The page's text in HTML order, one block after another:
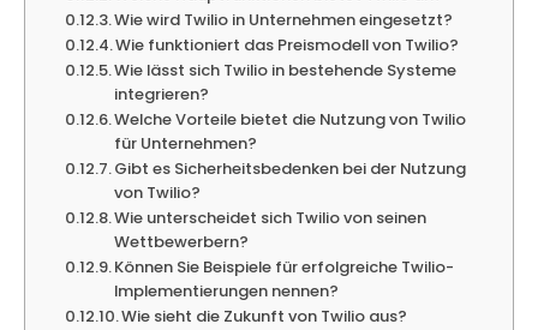
Wie wird Twilio in Unternehmen eingesetzt?
Wie funktioniert das Preismodell von Twilio?
Wie lässt sich Twilio in bestehende Systeme
integrieren?
Welche Vorteile bietet die Nutzung von Twilio
für Unternehmen?
Gibt es Sicherheitsbedenken bei der Nutzung
von Twilio?
Wie unterscheidet sich Twilio von seinen
Wettbewerbern?
Können Sie Beispiele für erfolgreiche Twilio-
Implementierungen nennen?
Wie sieht die Zukunft von Twilio aus?